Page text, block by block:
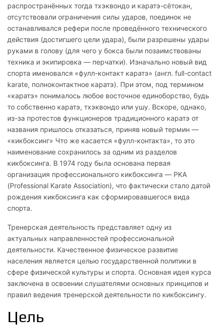
распространённых тогда тхэквондо и каратэ-сётокан,
отсутствовали ограничения силы ударов, поединок не
останавливался рефери после проведённого технического
действия (достигшего цели удара), были разрешены удары
руками в голову (для чего у бокса были позаимствованы
техника и экипировка — перчатки). Изначально новый вид
спорта именовался «фулл-контакт каратэ» (англ. full-contact
karate, полноконтактное каратэ). При этом, под термином
«каратэ» понималось любое восточное единоборство, будь
то собственно каратэ, тхэквондо или ушу. Вскоре, однако,
из-за протестов функционеров традиционного каратэ от
названия пришлось отказаться, приняв новый термин —
«кикбоксинг» Что же касается «фулл-контакта», то это
наименование сохранилось за одним из разделов
кикбоксинга. В 1974 году была основана первая
организация профессионального кикбоксинга — PKA
(Professional Karate Association), что фактически стало датой
рождения кикбоксинга как сформировавшегося вида
спорта.
Тренерская деятельность представляет одну из
актуальных направленностей профессиональной
деятельности. Качественное физическое развитие
населения является целью государственной политики в
сфере физической культуры и спорта. Основная идея курса
заключена в освоении слушателями основных принципов и
правил ведения тренерской деятельности по кикбоксингу.
Цель